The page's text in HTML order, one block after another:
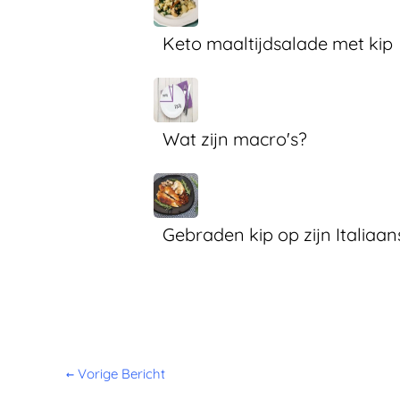
Keto maaltijdsalade met kip
Wat zijn macro's?
Gebraden kip op zijn
← Vorige Bericht